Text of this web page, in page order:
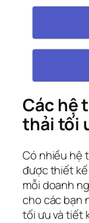
Các hệ
thải tối
Có nhiều hệ
được thiết
mỗi doanh
cho các bạn
tối ưu và tiết